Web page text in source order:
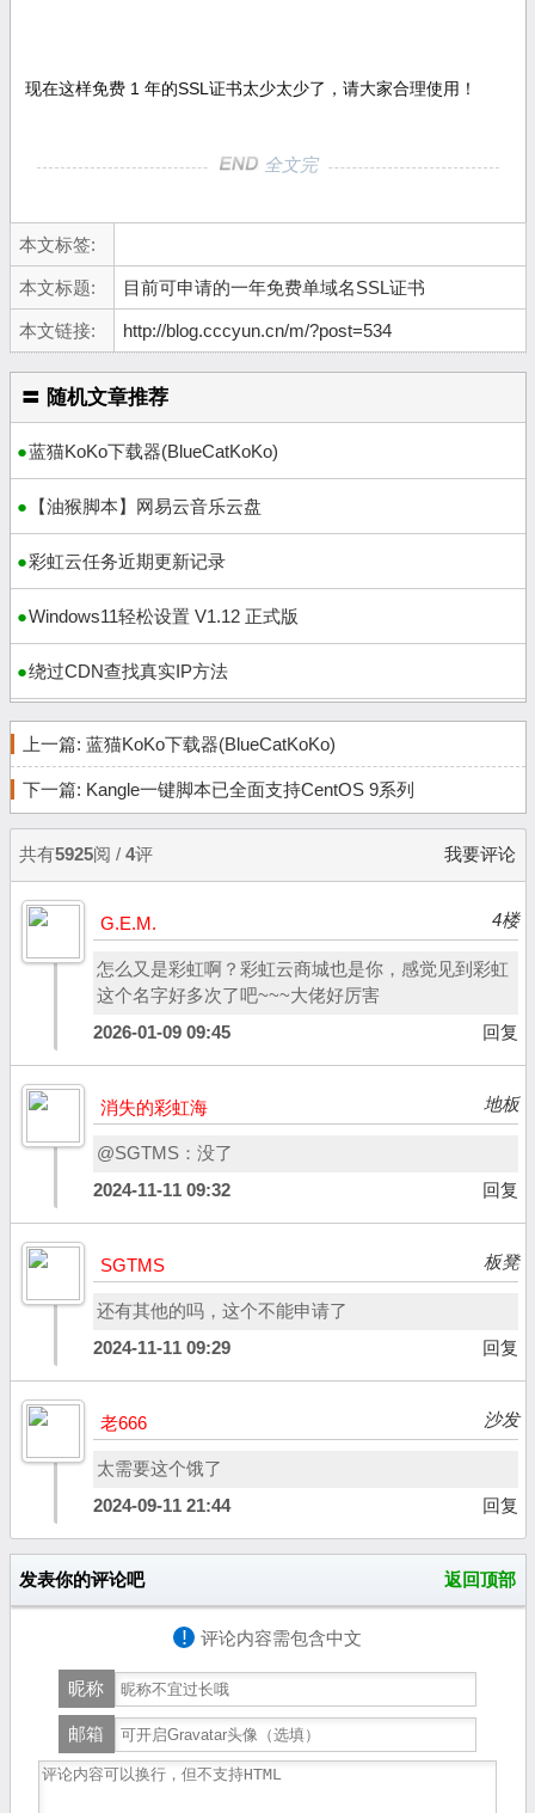
现在这样免费 1 年的SSL证书太少太少了，请大家合理使用！
全文完
本文标签:
本文标题: 目前可申请的一年免费单域名SSL证书
本文链接: http://blog.cccyun.cn/m/?post=534
〓 随机文章推荐
蓝猫KoKo下载器(BlueCatKoKo)
【油猴脚本】网易云音乐云盘
彩虹云任务近期更新记录
Windows11轻松设置 V1.12 正式版
绕过CDN查找真实IP方法
上一篇: 蓝猫KoKo下载器(BlueCatKoKo)
下一篇: Kangle一键脚本已全面支持CentOS 9系列
共有5925阅 / 4评 我要评论
G.E.M. 4楼
怎么又是彩虹啊？彩虹云商城也是你，感觉见到彩虹
这个名字好多次了吧~~~大佬好厉害
2026-01-09 09:45
回复
消失的彩虹海 地板
@SGTMS：没了
2024-11-11 09:32
回复
SGTMS 板凳
还有其他的吗，这个不能申请了
2024-11-11 09:29
回复
老666 沙发
太需要这个饿了
2024-09-11 21:44
回复
发表你的评论吧 返回顶部
! 评论内容需包含中文
昵称
邮箱